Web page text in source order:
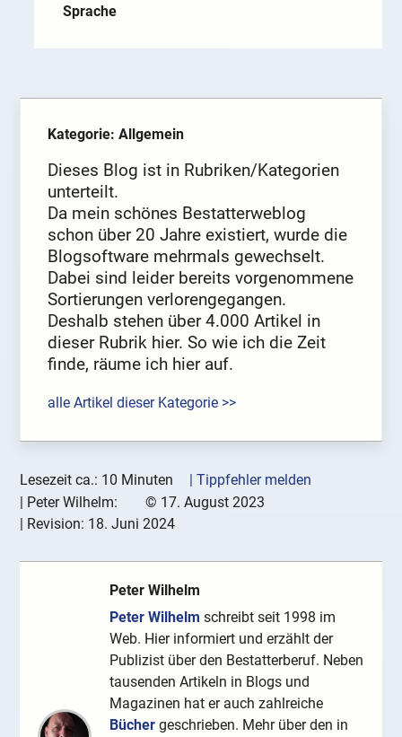
Sprache
Kategorie: Allgemein
Dieses Blog ist in Rubriken/Kategorien
unterteilt.
Da mein schönes Bestatterweblog
schon über 20 Jahre existiert, wurde die
Blogsoftware mehrmals gewechselt.
Dabei sind leider bereits vorgenommene
Sortierungen verlorengegangen.
Deshalb stehen über 4.000 Artikel in
dieser Rubrik hier. So wie ich die Zeit
finde, räume ich hier auf.
alle Artikel dieser Kategorie >>
Lesezeit ca.: 10 Minuten
| Tippfehler melden
Peter Wilhelm: © 17. August 2023
| Revision: 18. Juni 2024
Peter Wilhelm
Peter Wilhelm schreibt seit 1998 im
Web. Hier informiert und erzählt der
Publizist über den Bestatterberuf. Neben
tausenden Artikeln in Blogs und
Magazinen hat er auch zahlreiche
Bücher geschrieben. Mehr über den in